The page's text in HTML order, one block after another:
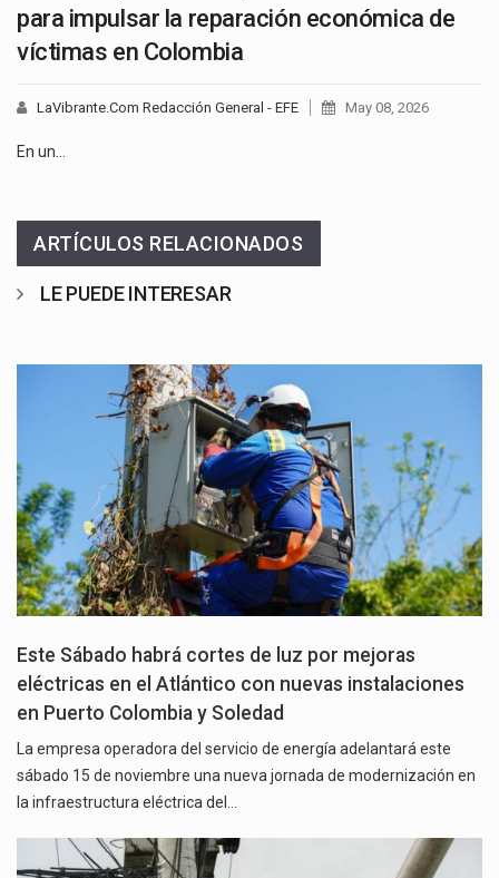
para impulsar la reparación económica de
víctimas en Colombia
LaVibrante.Com Redacción General - EFE May 08, 2026
En un…
ARTÍCULOS RELACIONADOS
LE PUEDE INTERESAR
Este Sábado habrá cortes de luz por mejoras
eléctricas en el Atlántico con nuevas instalaciones
en Puerto Colombia y Soledad
La empresa operadora del servicio de energía adelantará este
sábado 15 de noviembre una nueva jornada de modernización en
la infraestructura eléctrica del…